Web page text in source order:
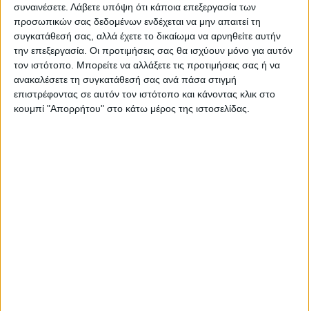
συναινέσετε. Λάβετε υπόψη ότι κάποια επεξεργασία των
προσωπικών σας δεδομένων ενδέχεται να μην απαιτεί τη
συγκατάθεσή σας, αλλά έχετε το δικαίωμα να αρνηθείτε αυτήν
την επεξεργασία. Οι προτιμήσεις σας θα ισχύουν μόνο για αυτόν
τον ιστότοπο. Μπορείτε να αλλάξετε τις προτιμήσεις σας ή να
ανακαλέσετε τη συγκατάθεσή σας ανά πάσα στιγμή
επιστρέφοντας σε αυτόν τον ιστότοπο και κάνοντας κλικ στο
κουμπί "Απορρήτου" στο κάτω μέρος της ιστοσελίδας.
Αναλυτικότερα στην εφημερίδα Νέος
Αγών
Τελευταίες Ειδήσεις Σήμερα